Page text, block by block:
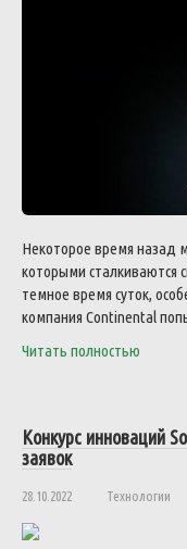
Некоторое время назад
которыми сталкиваются
темное время суток,
компания Continental
Читать полностью
Конкурс инноваций
заявок
28.10.2022 Технологии